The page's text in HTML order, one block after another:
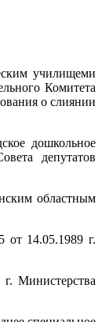
училищеми
Комитета
о слиянии
дошкольное
депутатов
областным
от 14.05.1989 г.
Министерства